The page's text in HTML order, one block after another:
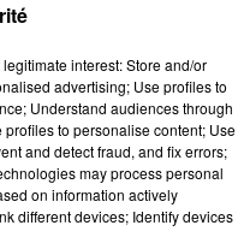
LE
FM
avec
interest: Store and/or
advertising; Use profiles to
Understand audiences through
to personalise content; Use
and detect fraud, and fix errors;
may process personal
on information actively
different devices; Identify devices